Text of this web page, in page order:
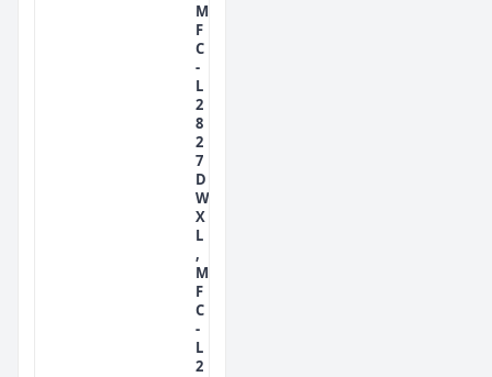
M
F
C
-
L
2
8
2
7
D
W
X
L
,
M
F
C
-
L
2